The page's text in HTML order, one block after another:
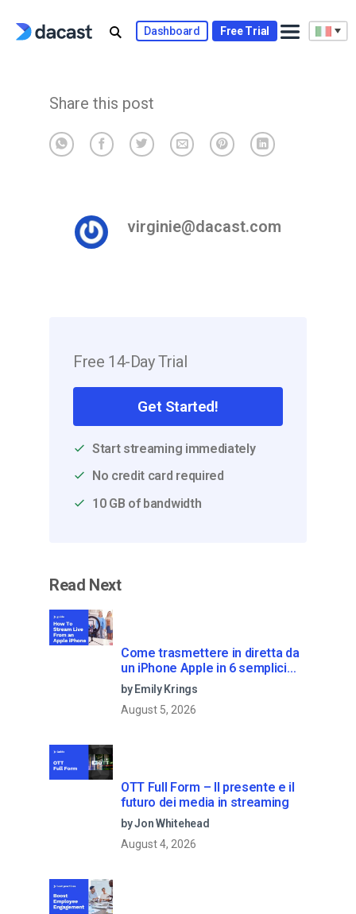
Dashboard Free Trial
Share this post
virginie@dacast.com
Free 14-Day Trial
Get Started!
Start streaming immediately
No credit card required
10 GB of bandwidth
Read Next
Come trasmettere in diretta da
un iPhone Apple in 6 semplici
passi
by Emily Krings
August 5, 2026
OTT Full Form – Il presente e il
futuro dei media in streaming
by Jon Whitehead
August 4, 2026